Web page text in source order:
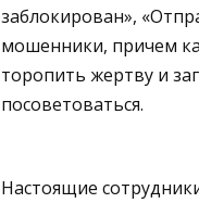
заблокирован»,
мошенники, причем
торопить жертву и
посоветоваться.
Настоящие